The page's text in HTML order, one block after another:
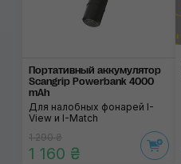
Портативный аккумулятор
Scangrip Powerbank 4000
mAh
Для налобных фонарей I-
View и I-Match
1 290 ₴
1 160 ₴